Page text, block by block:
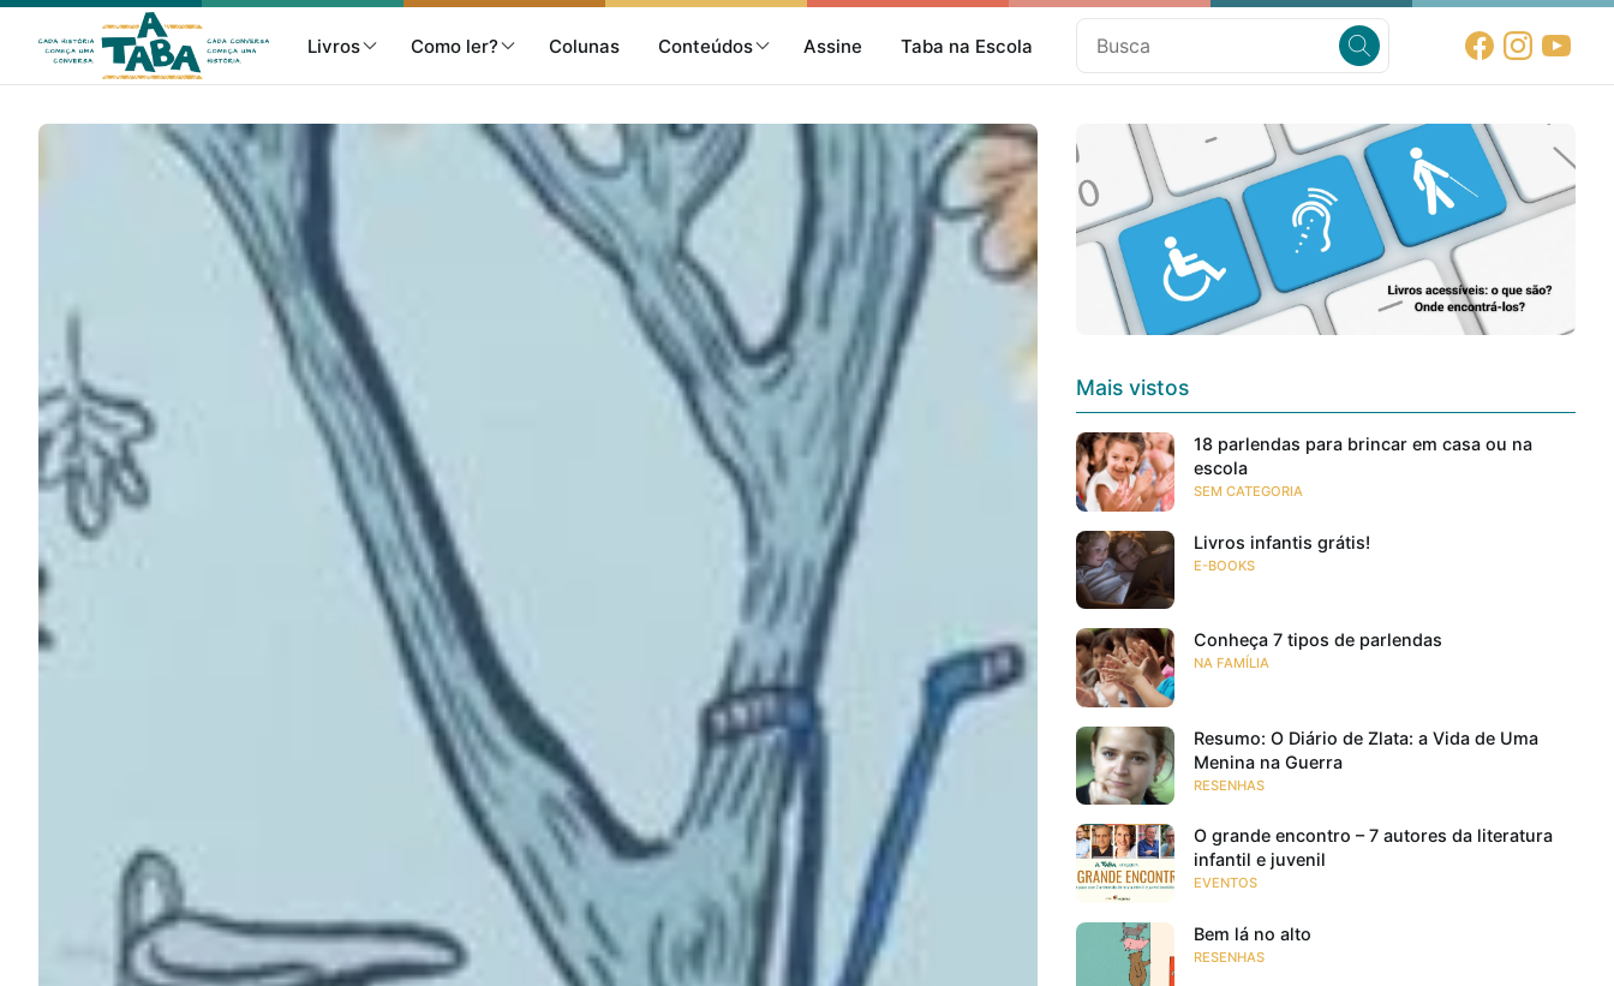
Livros Como ler? Colunas Conteúdos Assine Taba na Escola
Listas
Como ler?
Na escola
Na família
Colecionáveis
Cursos On line
Mais vistos
18 parlendas para brincar em casa ou na
escola
SEM CATEGORIA
Livros infantis grátis!
E-BOOKS
Conheça 7 tipos de parlendas
NA FAMÍLIA
Resumo: O Diário de Zlata: a Vida de Uma
Menina na Guerra
RESENHAS
O grande encontro – 7 autores da literatura
infantil e juvenil
EVENTOS
Bem lá no alto
RESENHAS